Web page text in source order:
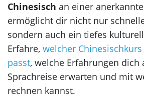
Chinesisch an einer
ermöglicht dir nicht nur
sondern auch ein tiefes
Erfahre, welcher
passt, welche Erfahrungen dich
Sprachreise erwarten und mit
rechnen kannst.